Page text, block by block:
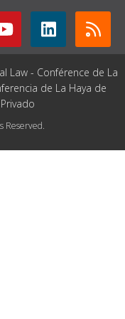
Law - Conférence de La
de La Haya de
Reserved.